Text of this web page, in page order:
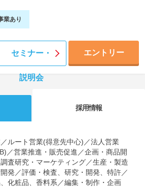
！
就活チャンネル
動画で対策講座をチェック
業あり
セミナー・
説明会
エントリー
採用情報
ルート営業(得意先中心)／法人営業
／営業推進・販売促進／企画・商品開
査研究・マーケティング／生産・製造
発／評価・検査、研究・開発、特許／
化粧品、香料系／編集・制作・企画